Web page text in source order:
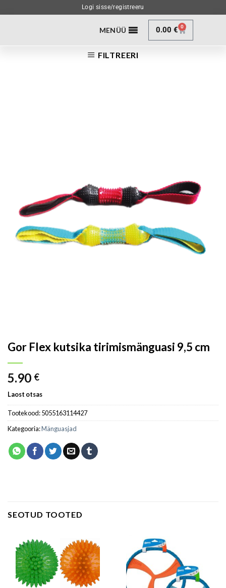
Logi sisse/registreeru
MENÜÜ 0.00€ 0
FILTREERI
Gor Flex kutsika tirimismänguasi 9,5 cm
5.90 €
Laost otsas
Tootekood:5055163114427
Kategooria:Mänguasjad
SEOTUD TOOTED